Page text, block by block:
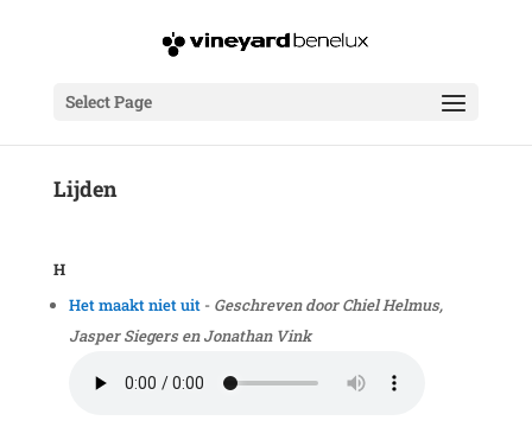
Select Page
Lijden
H
Het maakt niet uit - Geschreven door Chiel Helmus,
Jasper Siegers en Jonathan Vink